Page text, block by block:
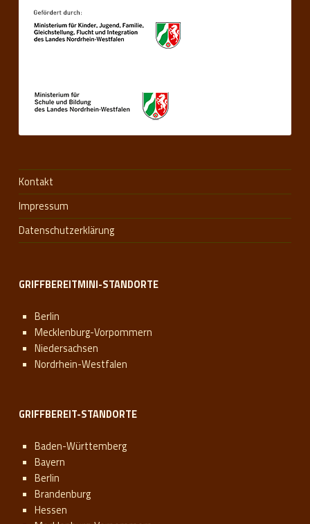
Kontakt
Impressum
Datenschutzerklärung
GRIFFBEREITMINI-STANDORTE
Berlin
Mecklenburg-Vorpommern
Niedersachsen
Nordrhein-Westfalen
GRIFFBEREIT-STANDORTE
Baden-Württemberg
Bayern
Berlin
Brandenburg
Hessen